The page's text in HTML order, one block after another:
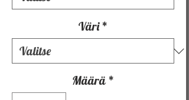
Väri *
Määrä *